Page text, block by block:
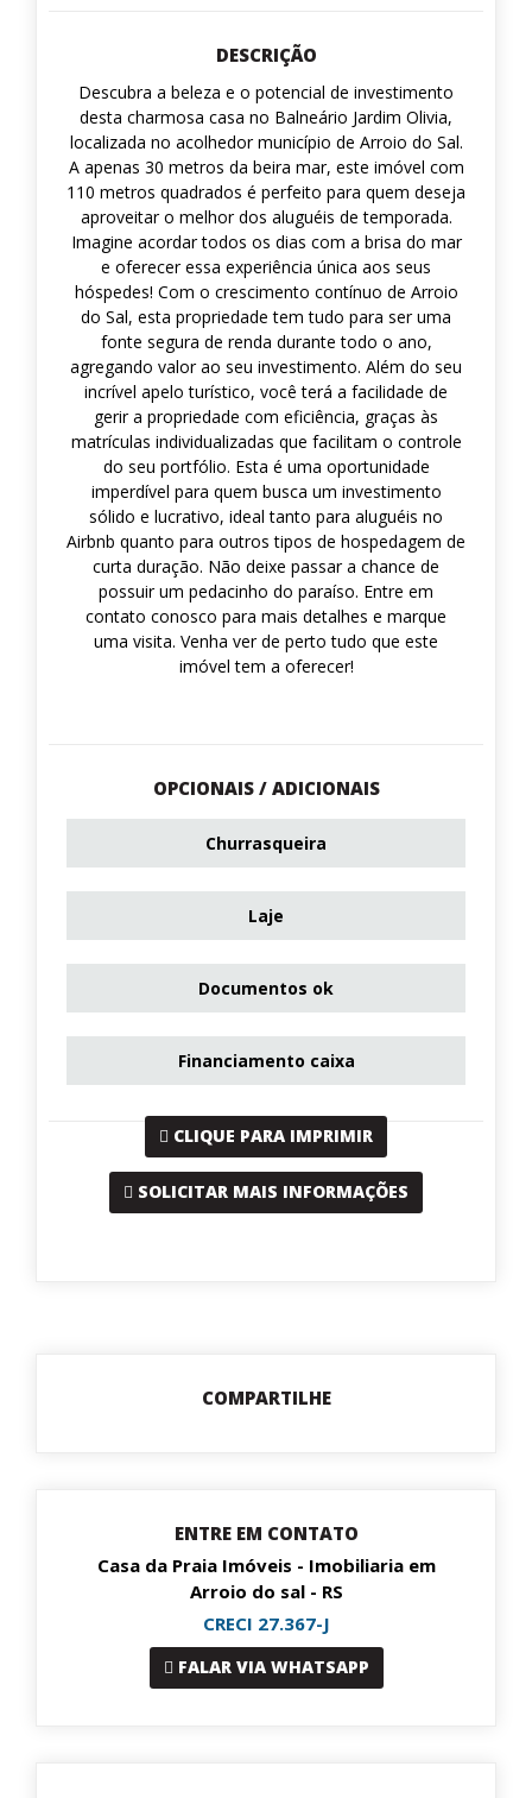
DESCRIÇÃO
Descubra a beleza e o potencial de investimento
desta charmosa casa no Balneário Jardim Olivia,
localizada no acolhedor município de Arroio do Sal.
A apenas 30 metros da beira mar, este imóvel com
110 metros quadrados é perfeito para quem deseja
aproveitar o melhor dos aluguéis de temporada.
Imagine acordar todos os dias com a brisa do mar
e oferecer essa experiência única aos seus
hóspedes! Com o crescimento contínuo de Arroio
do Sal, esta propriedade tem tudo para ser uma
fonte segura de renda durante todo o ano,
agregando valor ao seu investimento. Além do seu
incrível apelo turístico, você terá a facilidade de
gerir a propriedade com eficiência, graças às
matrículas individualizadas que facilitam o controle
do seu portfólio. Esta é uma oportunidade
imperdível para quem busca um investimento
sólido e lucrativo, ideal tanto para aluguéis no
Airbnb quanto para outros tipos de hospedagem de
curta duração. Não deixe passar a chance de
possuir um pedacinho do paraíso. Entre em
contato conosco para mais detalhes e marque
uma visita. Venha ver de perto tudo que este
imóvel tem a oferecer!
OPCIONAIS / ADICIONAIS
Churrasqueira
Laje
Documentos ok
Financiamento caixa
CLIQUE PARA IMPRIMIR
SOLICITAR MAIS INFORMAÇÕES
COMPARTILHE
ENTRE EM CONTATO
Casa da Praia Imóveis - Imobiliaria em
Arroio do sal - RS
CRECI 27.367-J
FALAR VIA WHATSAPP